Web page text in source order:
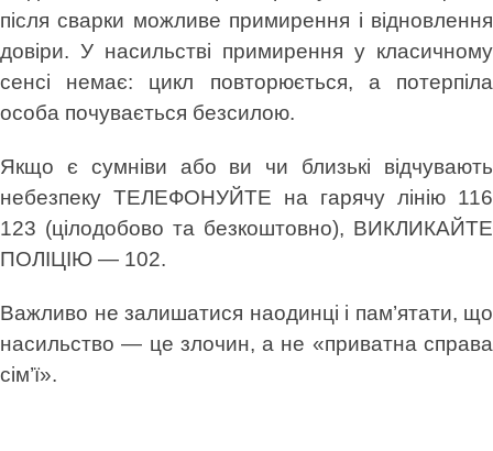
після сварки можливе примирення і відновлення
довіри. У насильстві примирення у класичному
сенсі немає: цикл повторюється, а потерпіла
особа почувається безсилою.
Якщо є сумніви або ви чи близькі відчувають
небезпеку ТЕЛЕФОНУЙТЕ на гарячу лінію 116
123 (цілодобово та безкоштовно), ВИКЛИКАЙТЕ
ПОЛІЦІЮ — 102.
Важливо не залишатися наодинці і пам’ятати, що
насильство — це злочин, а не «приватна справа
сім’ї».